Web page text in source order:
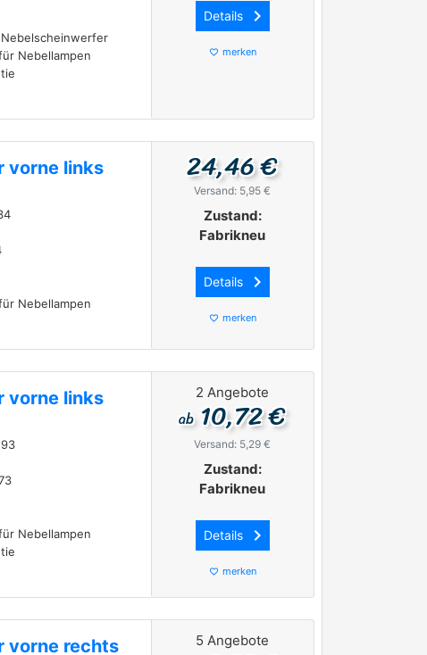
Nebellampen
Details keyboard_arrow_right
favorite_border merken
vorne links
Nebellampen
24,46 €
Versand: 5,95 €
Zustand:
Fabrikneu
Details keyboard_arrow_right
favorite_border merken
vorne links
Nebellampen
2 Angebote
ab10,72 €
Versand: 5,29 €
Zustand:
Fabrikneu
Details keyboard_arrow_right
favorite_border merken
vorne rechts 5 Angebote